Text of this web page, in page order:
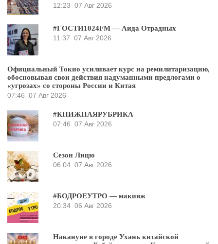
12:23 07 Авг 2026
#ГОСТИ1024FM — Аида Отрадных
11:37 07 Авг 2026
Официальный Токио усиливает курс на ремилитаризацию,
обосновывая свои действия надуманными предлогами о
«угрозах» со стороны России и Китая
07:46 07 Авг 2026
#КНИЖНАЯРУБРИКА
07:46 07 Авг 2026
Сезон Лицю
06:04 07 Авг 2026
#БОДРОЕУТРО — макияж
20:34 06 Авг 2026
Накануне в городе Ухань китайской